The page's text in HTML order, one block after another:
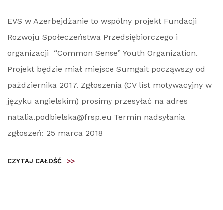
EVS w Azerbejdżanie to wspólny projekt Fundacji
Rozwoju Społeczeństwa Przedsiębiorczego i
organizacji “Common Sense” Youth Organization.
Projekt będzie miał miejsce Sumgait począwszy od
października 2017. Zgłoszenia (CV list motywacyjny w
języku angielskim) prosimy przesyłać na adres
natalia.podbielska@frsp.eu Termin nadsyłania
zgłoszeń: 25 marca 2018
CZYTAJ CAŁOŚĆ >>